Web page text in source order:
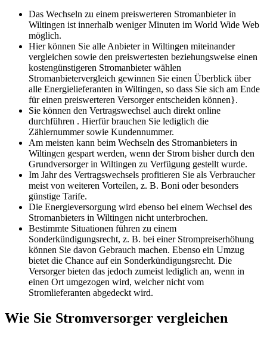
Das Wechseln zu einem preiswerteren Stromanbieter in
Wiltingen ist innerhalb weniger Minuten im World Wide Web
möglich.
Hier können Sie alle Anbieter in Wiltingen miteinander
vergleichen sowie den preiswertesten beziehungsweise einen
kostengünstigeren Stromanbieter wählen
Stromanbietervergleich gewinnen Sie einen Überblick über
alle Energielieferanten in Wiltingen, so dass Sie sich am Ende
für einen preiswerteren Versorger entscheiden können}.
Sie können den Vertragswechsel auch direkt online
durchführen . Hierfür brauchen Sie lediglich die
Zählernummer sowie Kundennummer.
Am meisten kann beim Wechseln des Stromanbieters in
Wiltingen gespart werden, wenn der Strom bisher durch den
Grundversorger in Wiltingen zu Verfügung gestellt wurde.
Im Jahr des Vertragswechsels profitieren Sie als Verbraucher
meist von weiteren Vorteilen, z. B. Boni oder besonders
günstige Tarife.
Die Energieversorgung wird ebenso bei einem Wechsel des
Stromanbieters in Wiltingen nicht unterbrochen.
Bestimmte Situationen führen zu einem
Sonderkündigungsrecht, z. B. bei einer Strompreiserhöhung
können Sie davon Gebrauch machen. Ebenso ein Umzug
bietet die Chance auf ein Sonderkündigungsrecht. Die
Versorger bieten das jedoch zumeist lediglich an, wenn in
einen Ort umgezogen wird, welcher nicht vom
Stromlieferanten abgedeckt wird.
Wie Sie Stromversorger vergleichen